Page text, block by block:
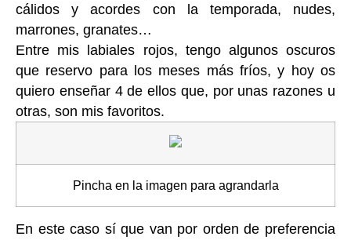
cálidos y acordes con la temporada, nudes,
marrones, granates…
Entre mis labiales rojos, tengo algunos oscuros
que reservo para los meses más fríos, y hoy os
quiero enseñar 4 de ellos que, por unas razones u
otras, son mis favoritos.
Pincha en la imagen para agrandarla
En este caso sí que van por orden de preferencia